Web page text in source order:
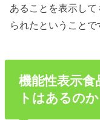
あることを表示し
られたということで
機能性表示
トはあるのか